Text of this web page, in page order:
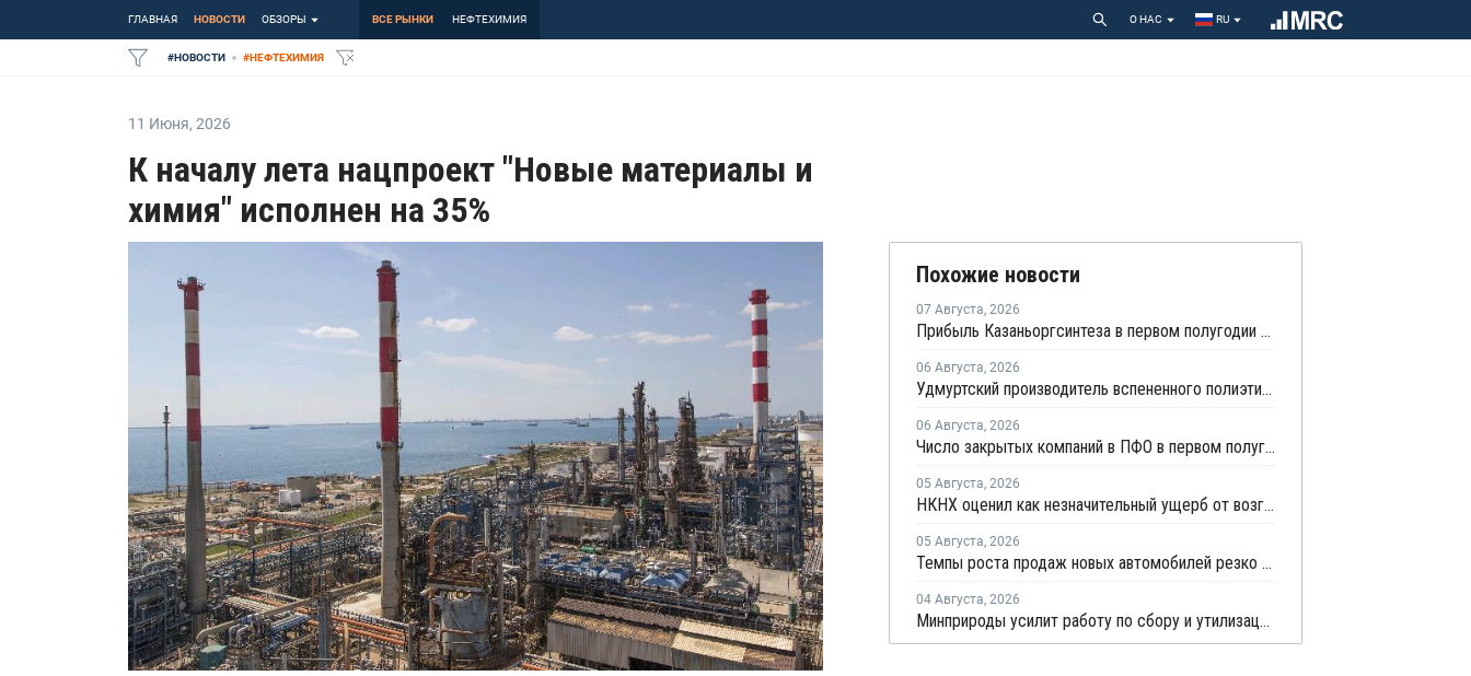
ГЛАВНАЯ НОВОСТИ ОБЗОРЫ ВСЕ РЫНКИ НЕФТЕХИМИЯ О НАС RU
#НОВОСТИ #НЕФТЕХИМИЯ
11 Июня, 2026
К началу лета нацпроект "Новые материалы и
химия" исполнен на 35%
Похожие новости
07 Августа, 2026
Прибыль Казаньоргсинтеза в первом полугодии сократилась более чем в 2 раза
06 Августа, 2026
Удмуртский производитель вспененного полиэтилена нарастит выпуск на 15%
06 Августа, 2026
Число закрытых компаний в ПФО в первом полугодии 2026 года вдвое превысило число новых
05 Августа, 2026
НКНХ оценил как незначительный ущерб от возгорания на линии полистирола
05 Августа, 2026
Темпы роста продаж новых автомобилей резко замедлились
04 Августа, 2026
Минприроды усилит работу по сбору и утилизации отработанных шин